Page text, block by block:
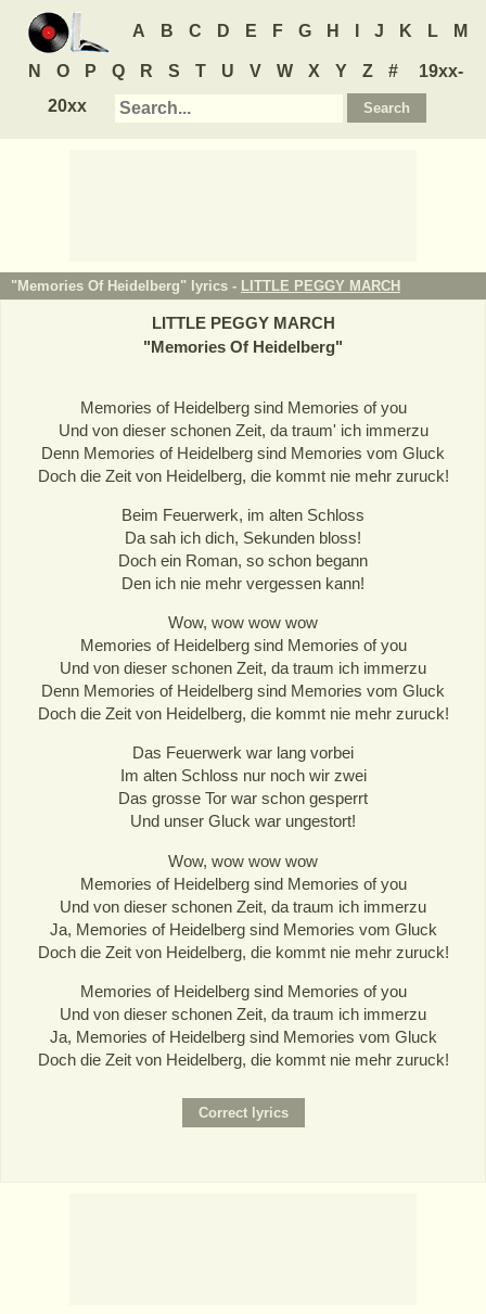
A B C D E F G H J K L M
N O P Q R S T U V W X Y Z #
19xx-
20xx
"Memories Of Heidelberg" lyrics - LITTLE PEGGY MARCH
LITTLE PEGGY MARCH
"Memories Of Heidelberg"
Memories of Heidelberg sind Memories of you
Und von dieser schonen Zeit, da traum' ich immerzu
Denn Memories of Heidelberg sind Memories vom Gluck
Doch die Zeit von Heidelberg, die kommt nie mehr zuruck!
Beim Feuerwerk, im alten Schloss
Da sah ich dich, Sekunden bloss!
Doch ein Roman, so schon begann
Den ich nie mehr vergessen kann!
Wow, wow wow wow
Memories of Heidelberg sind Memories of you
Und von dieser schonen Zeit, da traum ich immerzu
Denn Memories of Heidelberg sind Memories vom Gluck
Doch die Zeit von Heidelberg, die kommt nie mehr zuruck!
Das Feuerwerk war lang vorbei
Im alten Schloss nur noch wir zwei
Das grosse Tor war schon gesperrt
Und unser Gluck war ungestort!
Wow, wow wow wow
Memories of Heidelberg sind Memories of you
Und von dieser schonen Zeit, da traum ich immerzu
Ja, Memories of Heidelberg sind Memories vom Gluck
Doch die Zeit von Heidelberg, die kommt nie mehr zuruck!
Memories of Heidelberg sind Memories of you
Und von dieser schonen Zeit, da traum ich immerzu
Ja, Memories of Heidelberg sind Memories vom Gluck
Doch die Zeit von Heidelberg, die kommt nie mehr zuruck!